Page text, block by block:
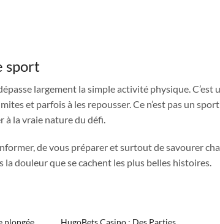
sport
largement la simple activité physique. C’est
et parfois à les repousser. Ce n’est pas un sport
la vraie nature du défi.
de vous préparer et surtout de savourer
la douleur que se cachent les plus belles histoires.
plongée
HugoBets Casino : Des Parties